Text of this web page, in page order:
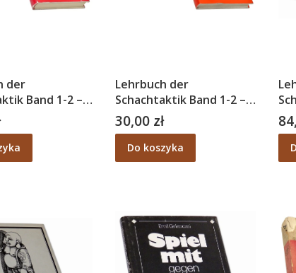
der
Band 1-2 –
Lehrbuch der
Schachtaktik Band 1-2 –
A. Kotow
Cena
30,00 zł
Do koszyka
Cena